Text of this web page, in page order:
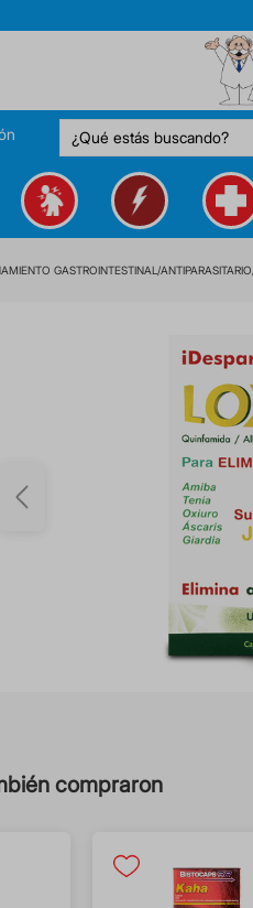
¿Qué estás buscando?
GASTROINTESTINAL ANTIPARASITARIO
compraron